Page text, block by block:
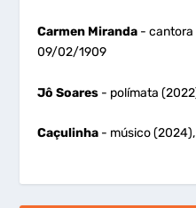
Carmen Miranda - cantora
09/02/1909
Jô Soares - polímata
Caçulinha - músico